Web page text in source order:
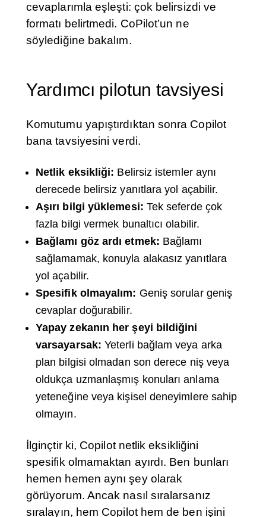
cevaplarımla eşleşti: çok belirsizdi ve
formatı belirtmedi. CoPilot’un ne
söylediğine bakalım.
Yardımcı pilotun tavsiyesi
Komutumu yapıştırdıktan sonra Copilot
bana tavsiyesini verdi.
Netlik eksikliği: Belirsiz istemler aynı
derecede belirsiz yanıtlara yol açabilir.
Aşırı bilgi yüklemesi: Tek seferde çok
fazla bilgi vermek bunaltıcı olabilir.
Bağlamı göz ardı etmek: Bağlamı
sağlamamak, konuyla alakasız yanıtlara
yol açabilir.
Spesifik olmayalım: Geniş sorular geniş
cevaplar doğurabilir.
Yapay zekanın her şeyi bildiğini
varsayarsak: Yeterli bağlam veya arka
plan bilgisi olmadan son derece niş veya
oldukça uzmanlaşmış konuları anlama
yeteneğine veya kişisel deneyimlere sahip
olmayın.
İlginçtir ki, Copilot netlik eksikliğini
spesifik olmamaktan ayırdı. Ben bunları
hemen hemen aynı şey olarak
görüyorum. Ancak nasıl sıralarsanız
sıralayın, hem Copilot hem de ben işini